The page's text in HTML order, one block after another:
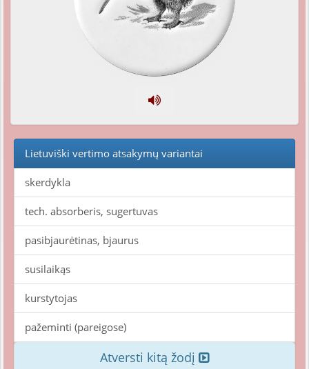
Lietuviški vertimo atsakymų variantai
skerdykla
tech. absorberis, sugertuvas
pasibjaurėtinas, bjaurus
susilaikąs
kurstytojas
pažeminti (pareigose)
Atversti kitą žodį